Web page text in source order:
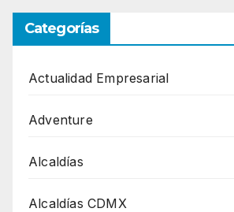
Categorías
Actualidad Empresarial
Adventure
Alcaldías
Alcaldías CDMX